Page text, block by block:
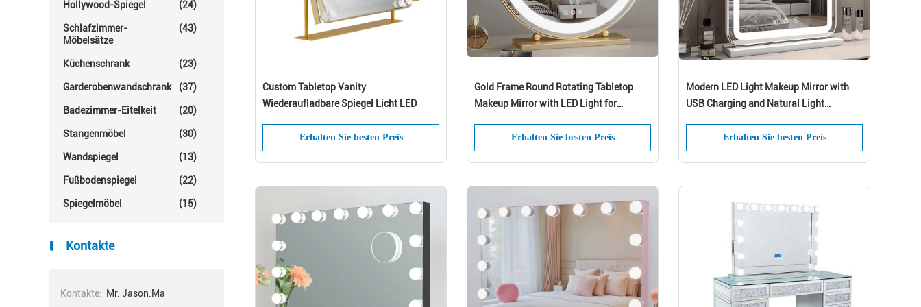
Hollywood-Spiegel (24)
Schlafzimmer-
Möbelsätze
(43)
Küchenschrank (23)
Garderobenwandschrank (37)
Badezimmer-Eitelkeit (20)
Stangenmöbel (30)
Wandspiegel (13)
Fußbodenspiegel (22)
Spiegelmöbel (15)
Kontakte
Kontakte: Mr. Jason.Ma
Custom Tabletop Vanity
Wiederaufladbare Spiegel Licht LED
Erhalten Sie besten Preis
Gold Frame Round Rotating Tabletop
Makeup Mirror with LED Light for
Erhalten Sie besten Preis
Modern LED Light Makeup Mirror with
USB Charging and Natural Light
Erhalten Sie besten Preis